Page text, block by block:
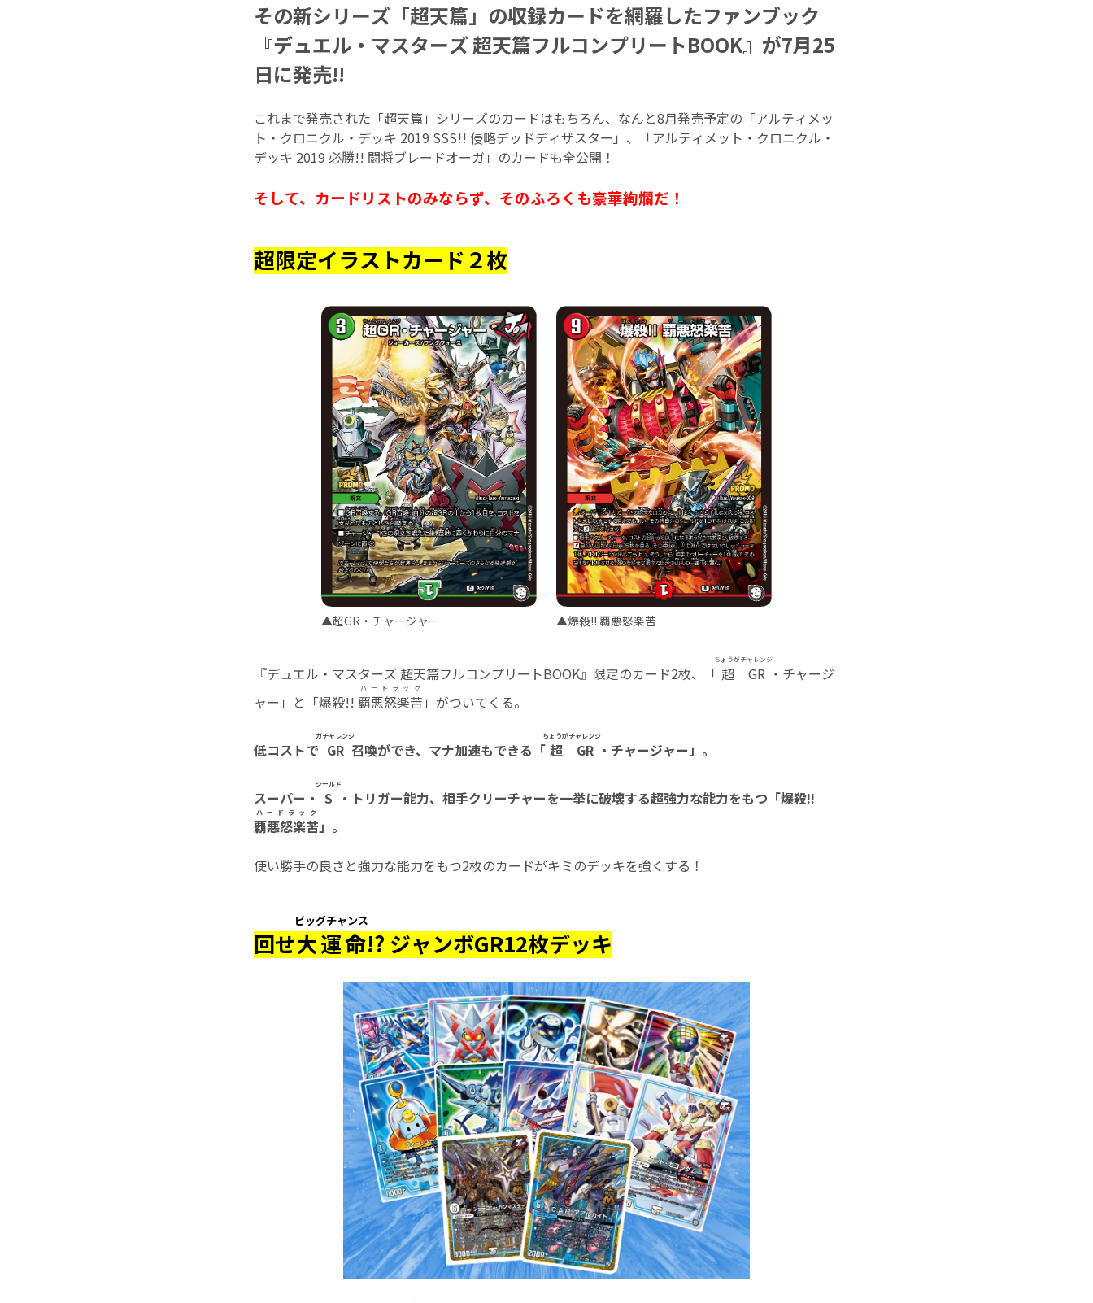
その新シリーズ「超天篇」の収録カードを網羅したファンブック
『デュエル・マスターズ 超天篇フルコンプリートBOOK』が7月25
日に発売!!
これまで発売された「超天篇」シリーズのカードはもちろん、なんと8月発売予定の「アルティメッ
ト・クロニクル・デッキ 2019 SSS!! 侵略デッドディザスター」、「アルティメット・クロニクル・
デッキ 2019 必勝!! 闘将ブレードオーガ」のカードも全公開！
そして、カードリストのみならず、そのふろくも豪華絢爛だ！
超限定イラストカード２枚
▲超GR・チャージャー ▲爆殺!! 覇悪怒楽苦
『デュエル・マスターズ 超天篇フルコンプリートBOOK』限定のカード2枚、「 超GR
ちょうがチャレンジ
・チャージ
ャー」と「爆殺!! 覇悪怒楽苦
ハードラック
」がついてくる。
低コストで GR
ガチャレンジ
召喚ができ、マナ加速もできる「 超GR
ちょうがチャレンジ
・チャージャー」。
スーパー・ S
シールド
・トリガー能力、相手クリーチャーを一挙に破壊する超強力な能力をもつ「爆殺!!
覇悪怒楽苦
ハードラック
」。
使い勝手の良さと強力な能力をもつ2枚のカードがキミのデッキを強くする！
回せ大運命
ビッグチャンス
!? ジャンボGR12枚デッキ